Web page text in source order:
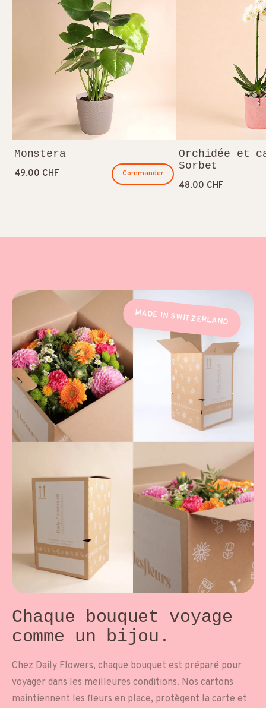
Monstera
49.00 CHF Commander
Orchidée et
Sorbet
48.00 CHF
MADE IN SWITZERLAND
Chaque bouquet voyage
comme un bijou.
Chez Daily Flowers, chaque bouquet est préparé pour
voyager dans les meilleures conditions. Nos cartons
maintiennent les fleurs en place, protègent la carte et